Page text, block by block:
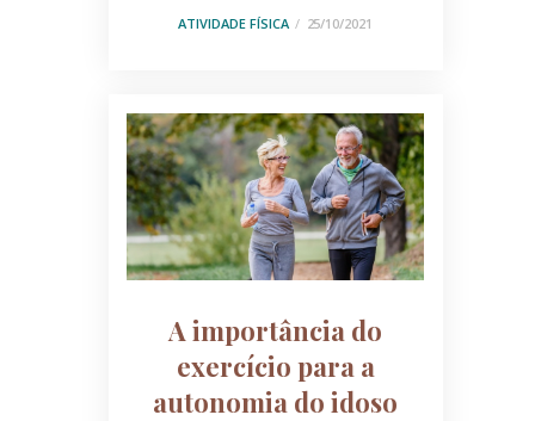
ATIVIDADE FÍSICA 25/10/2021
A importância do
exercício para a
autonomia do idoso